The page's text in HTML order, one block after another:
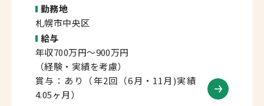
勤務地
札幌市中央区
給与
年収700万円～900万円
（経験・実績を考慮）
賞与：あり（年2回（6月・11月)実績
4.05ヶ月）